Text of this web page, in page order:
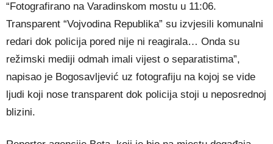
“Fotografirano na Varadinskom mostu u 11:06.
Transparent “Vojvodina Republika” su izvjesili komunalni
redari dok policija pored nije ni reagirala… Onda su
režimski mediji odmah imali vijest o separatistima”,
napisao je Bogosavljević uz fotografiju na kojoj se vide
ljudi koji nose transparent dok policija stoji u neposrednoj
blizini.